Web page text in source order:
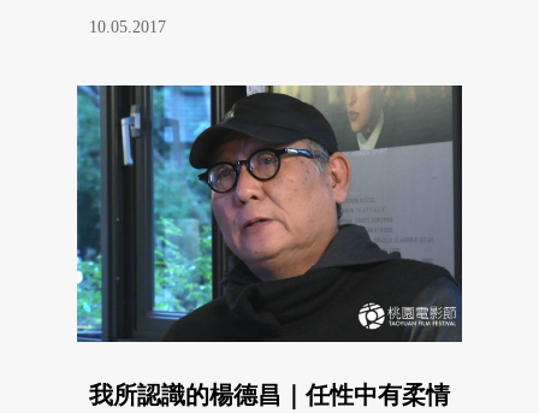
10.05.2017
我所認識的楊德昌｜任性中有柔情